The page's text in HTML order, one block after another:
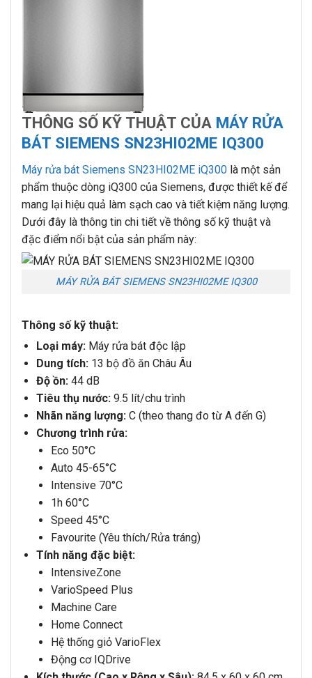
THÔNG SỐ KỸ THUẬT CỦA MÁY RỬA
BÁT SIEMENS SN23HI02ME IQ300
Máy rửa bát Siemens SN23HI02ME iQ300 là một sản
phẩm thuộc dòng iQ300 của Siemens, được thiết kế để
mang lại hiệu quả làm sạch cao và tiết kiệm năng lượng.
Dưới đây là thông tin chi tiết về thông số kỹ thuật và
đặc điểm nổi bật của sản phẩm này:
MÁY RỬA BÁT SIEMENS SN23HI02ME IQ300
Thông số kỹ thuật:
Loại máy:Máy rửa bát độc lập
Dung tích:13 bộ đồ ăn Châu Âu
Độ ồn:44 dB
Tiêu thụ nước:9.5 lít/chu trình
Nhãn năng lượng:C (theo thang đo từ A đến G)
Chương trình rửa:
Eco 50°C
Auto 45-65°C
Intensive 70°C
1h 60°C
Speed 45°C
Favourite (Yêu thích/Rửa tráng)
Tính năng đặc biệt:
IntensiveZone
VarioSpeed Plus
Machine Care
Home Connect
Hệ thống giỏ VarioFlex
Động cơ IQDrive